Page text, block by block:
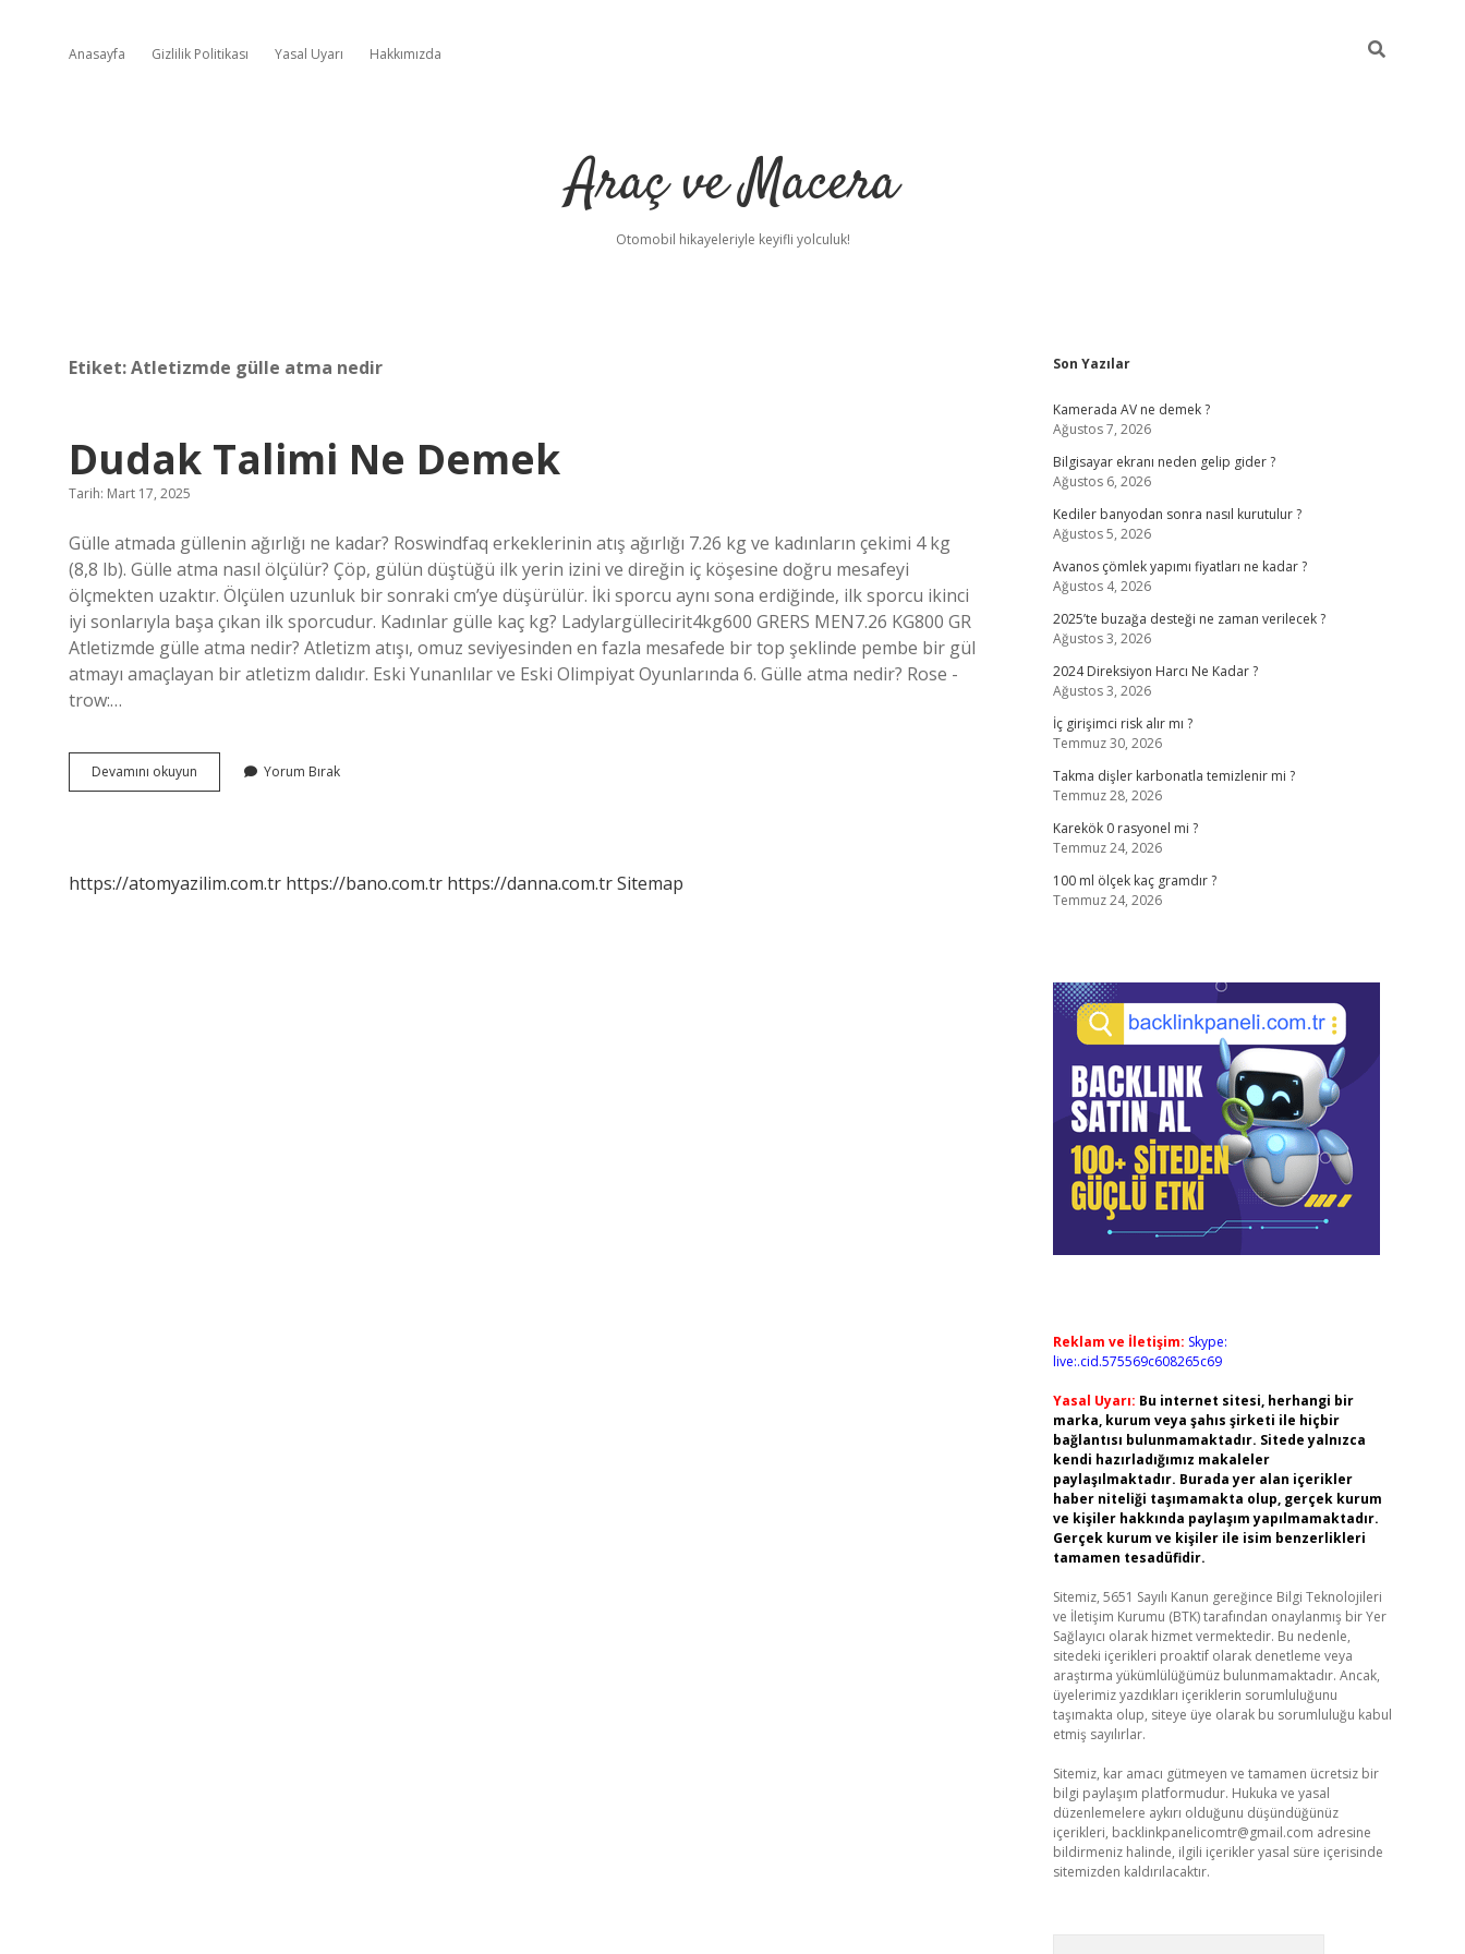
Anasayfa Gizlilik Politikası Yasal Uyarı Hakkımızda
Araç ve Macera
Otomobil hikayeleriyle keyifli yolculuk!
Etiket:Atletizmde gülle atma nedir
Dudak Talimi Ne Demek
Tarih: Mart 17, 2025
Gülle atmada güllenin ağırlığı ne kadar? Roswindfaq erkeklerinin atış ağırlığı 7.26 kg ve kadınların çekimi 4 kg
(8,8 lb). Gülle atma nasıl ölçülür? Çöp, gülün düştüğü ilk yerin izini ve direğin iç köşesine doğru mesafeyi
ölçmekten uzaktır. Ölçülen uzunluk bir sonraki cm’ye düşürülür. İki sporcu aynı sona erdiğinde, ilk sporcu ikinci
iyi sonlarıyla başa çıkan ilk sporcudur. Kadınlar gülle kaç kg? Ladylargüllecirit4kg600 GRERS MEN7.26 KG800 GR
Atletizmde gülle atma nedir? Atletizm atışı, omuz seviyesinden en fazla mesafede bir top şeklinde pembe bir gül
atmayı amaçlayan bir atletizm dalıdır. Eski Yunanlılar ve Eski Olimpiyat Oyunlarında 6. Gülle atma nedir? Rose -
trow:…
Devamını okuyun
Talimi
Yorum Bırak
https://atomyazilim.com.tr https://bano.com.tr https://danna.com.trSitemap
Sidebar
Son Yazılar
Kamerada AV ne demek ?
Ağustos 7, 2026
Bilgisayar ekranı neden gelip gider ?
Ağustos 6, 2026
Kediler banyodan sonra nasıl kurutulur ?
Ağustos 5, 2026
Avanos çömlek yapımı fiyatları ne kadar ?
Ağustos 4, 2026
2025’te buzağa desteği ne zaman verilecek ?
Ağustos 3, 2026
2024 Direksiyon Harcı Ne Kadar ?
Ağustos 3, 2026
İç girişimci risk alır mı ?
Temmuz 30, 2026
Takma dişler karbonatla temizlenir mi ?
Temmuz 28, 2026
Karekök 0 rasyonel mi ?
Temmuz 24, 2026
100 ml ölçek kaç gramdır ?
Temmuz 24, 2026
Reklam ve İletişim: Skype:
live:.cid.575569c608265c69
Yasal Uyarı: Bu internet sitesi, herhangi bir
marka, kurum veya şahıs şirketi ile hiçbir
bağlantısı bulunmamaktadır. Sitede yalnızca
kendi hazırladığımız makaleler
paylaşılmaktadır. Burada yer alan içerikler
haber niteliği taşımamakta olup, gerçek kurum
ve kişiler hakkında paylaşım yapılmamaktadır.
Gerçek kurum ve kişiler ile isim benzerlikleri
tamamen tesadüfidir.
Sitemiz, 5651 Sayılı Kanun gereğince Bilgi Teknolojileri
ve İletişim Kurumu (BTK) tarafından onaylanmış bir Yer
Sağlayıcı olarak hizmet vermektedir. Bu nedenle,
sitedeki içerikleri proaktif olarak denetleme veya
araştırma yükümlülüğümüz bulunmamaktadır. Ancak,
üyelerimiz yazdıkları içeriklerin sorumluluğunu
taşımakta olup, siteye üye olarak bu sorumluluğu kabul
etmiş sayılırlar.
Sitemiz, kar amacı gütmeyen ve tamamen ücretsiz bir
bilgi paylaşım platformudur. Hukuka ve yasal
düzenlemelere aykırı olduğunu düşündüğünüz
içerikleri, backlinkpanelicomtr@gmail.com adresine
bildirmeniz halinde, ilgili içerikler yasal süre içerisinde
sitemizden kaldırılacaktır.